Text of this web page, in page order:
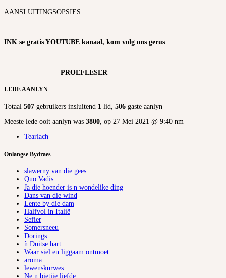
AANSLUITINGSOPSIES
INK se gratis YOUTUBE kanaal, kom volg ons gerus
PROEFLESER
LEDE AANLYN
Totaal 507 gebruikers insluitend 1 lid, 506 gaste aanlyn
Meeste lede ooit aanlyn was 3800, op 27 Mei 2021 @ 9:40 nm
Tearlach
Onlangse Bydraes
slawerny van die gees
Quo Vadis
Ja die hoender is n wondelike ding
Dans van die wind
Lente by die dam
Halfvol in Italië
Sefier
Somersneeu
Dorings
ñ Duitse hart
Waar siel en liggaam ontmoet
aroma
lewenskurwes
Ne n bietjie liefde